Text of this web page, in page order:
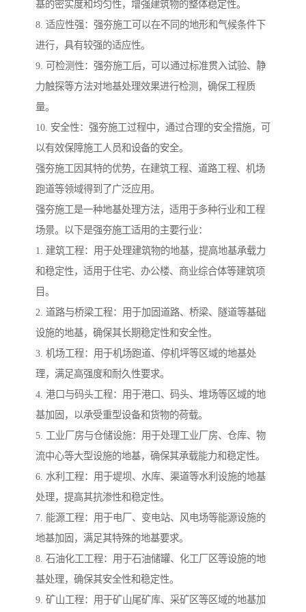
基的密实度和均匀性，增强建筑物的整体稳定性。
8. 适应性强：强夯施工可以在不同的地形和气候条件下
进行，具有较强的适应性。
9. 可检测性：强夯施工后，可以通过标准贯入试验、静
力触探等方法对地基处理效果进行检测，确保工程质
量。
10. 安全性：强夯施工过程中，通过合理的安全措施，可
以有效保障施工人员和设备的安全。
强夯施工因其特的优势，在建筑工程、道路工程、机场
跑道等领域得到了广泛应用。
强夯施工是一种地基处理方法，适用于多种行业和工程
场景。以下是强夯施工适用的主要行业：
1. 建筑工程：用于处理建筑物的地基，提高地基承载力
和稳定性，适用于住宅、办公楼、商业综合体等建筑项
目。
2. 道路与桥梁工程：用于加固道路、桥梁、隧道等基础
设施的地基，确保其长期稳定性和安全性。
3. 机场工程：用于机场跑道、停机坪等区域的地基处
理，满足高强度和耐久性要求。
4. 港口与码头工程：用于港口、码头、堆场等区域的地
基加固，以承受重型设备和货物的荷载。
5. 工业厂房与仓储设施：用于处理工业厂房、仓库、物
流中心等大型设施的地基，确保其承载能力和稳定性。
6. 水利工程：用于堤坝、水库、渠道等水利设施的地基
处理，提高其抗渗性和稳定性。
7. 能源工程：用于电厂、变电站、风电场等能源设施的
地基加固，满足其特殊的地基要求。
8. 石油化工工程：用于石油储罐、化工厂区等设施的地
基处理，确保其安全性和稳定性。
9. 矿山工程：用于矿山尾矿库、采矿区等区域的地基加